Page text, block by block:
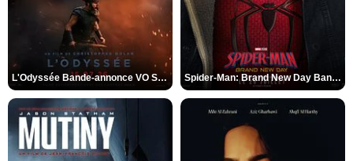
L'Odyssée Bande-annonce VO STFR Spider-Man: Brand New Day Bande-annonce VO STFR